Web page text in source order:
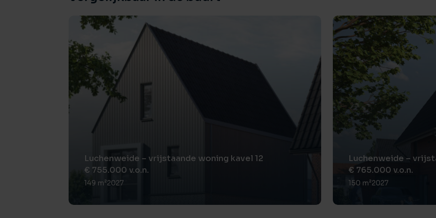
BADKAMER:
De badkamer is compleet uitgevoerd en voorzien van een ligbad, douchecabine met
zijsproeiers, wastafel met spiegel, toilet en designradiator. Daarnaast beschikt de
woning over een afzuiginstallatie in het toilet en de badkamer. Het aanwezige raam
zorgt voor prettige daglichttoetreding en extra ventilatiemogelijkheden.
TWEEDE VERDIEPING:
Via de overloop is de royale zolderverdieping bereikbaar. Hier bevindt zich een grote
open multifunctionele ruimte die momenteel uitstekend dienst kan doen als
hobbykamer, speelkamer of extra leefruimte.
Dankzij de royale afmetingen leent deze verdieping zich echter ook perfect voor het
realiseren van een zeer ruime vijfde slaapkamer. Daarnaast bestaat zelfs de
mogelijkheid om met relatief gemak twee extra slaapkamers te creëren, wat de
aan extra werk-, hobby- of logeerruimte.
Luchenweide – vrijstaande woning kavel 12
€ 755.000 v.o.n.
149 m²2027
Luchenweide –
€ 765.000 v.o.n.
150 m²2027